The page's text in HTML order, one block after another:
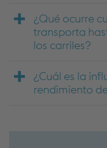
¿Qué ocurre
transporta
los carriles?
¿Cuál es la
rendimiento